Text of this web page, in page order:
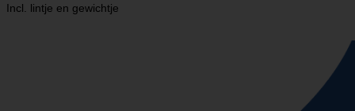
Incl. lintje en gewichtje